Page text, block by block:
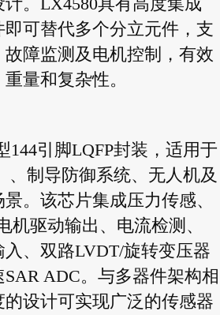
。LX4580具有高度集成
可替代多个分立元件，支
障监测及电机控制，有效
量和复杂性。
144引脚LQFP封装，适用于
、制导防御系统、无人机及
。该芯片集成压力传感、
机驱动输出、电流检测、
、双路LVDT/旋转变压器
ADC。与多器件架构相
的设计可实现广泛的传感器